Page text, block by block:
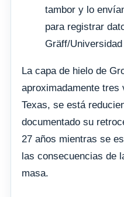
tambor y lo
para registrar
Gräff/
La capa de hielo de
aproximadamente tres
Texas, se está
documentado su
27 años mientras se
las consecuencias de
masa.